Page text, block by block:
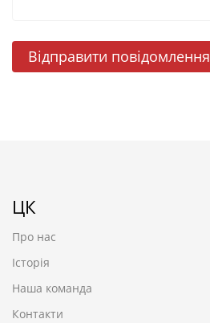
Відправити повідомлення
ЦК
Про нас
Історія
Наша команда
Контакти